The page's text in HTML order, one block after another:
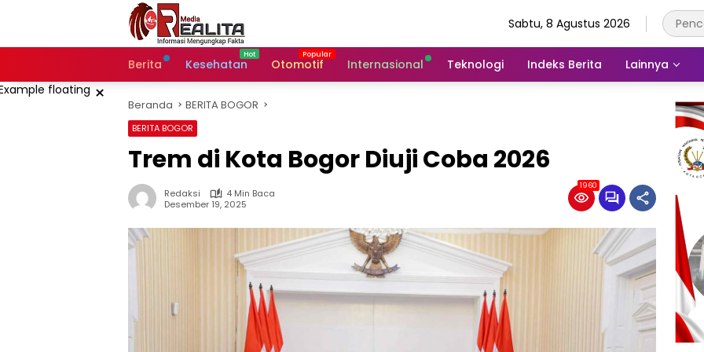
Sabtu, 8 Agustus 2026
Berita Kesehatan Otomotif Internasional Teknologi Indeks Berita Lainnya
× Beranda BERITA BOGOR
BERITA BOGOR
Trem di Kota Bogor Diuji Coba 2026
Redaksi
4 Min Baca
Desember 19, 2025
1960